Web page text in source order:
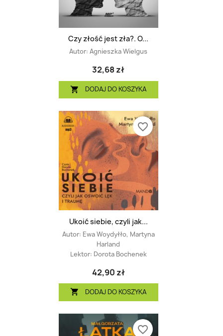
Czy złość jest zła?. O...
Autor: Agnieszka Wielgus
32,68 zł
 DODAJ DO KOSZYKA
Ukoić siebie, czyli jak...
Autor: Ewa Woydyłło, Martyna
Harland
Lektor: Dorota Bochenek
42,90 zł
 DODAJ DO KOSZYKA
favorite_border
favorite_border